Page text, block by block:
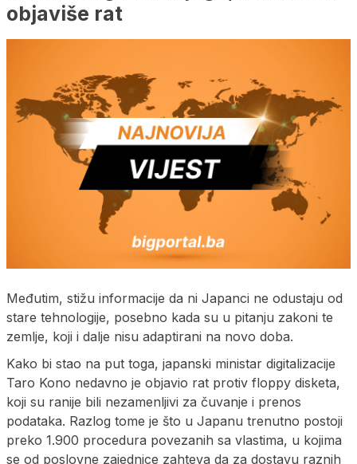
objaviše rat
Međutim, stižu informacije da ni Japanci ne odustaju od
stare tehnologije, posebno kada su u pitanju zakoni te
zemlje, koji i dalje nisu adaptirani na novo doba.
Kako bi stao na put toga, japanski ministar digitalizacije
Taro Kono nedavno je objavio rat protiv floppy disketa,
koji su ranije bili nezamenljivi za čuvanje i prenos
podataka. Razlog tome je što u Japanu trenutno postoji
preko 1.900 procedura povezanih sa vlastima, u kojima
se od poslovne zajednice zahteva da za dostavu raznih